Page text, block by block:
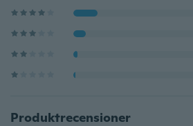
Produktrecensioner